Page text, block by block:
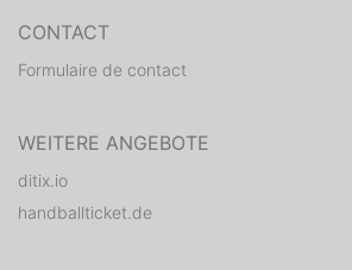
CONTACT
Formulaire de contact
WEITERE ANGEBOTE
ditix.io
handballticket.de